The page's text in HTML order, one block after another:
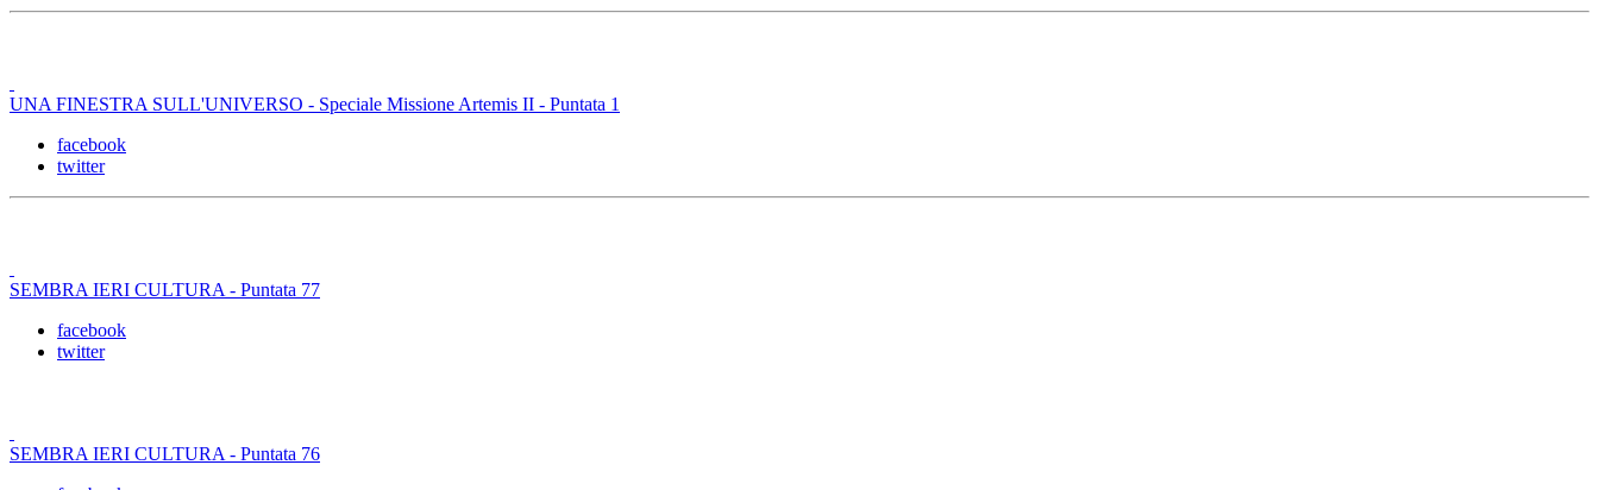
UNA FINESTRA SULL'UNIVERSO - Speciale Missione Artemis II - Puntata 1
facebook
twitter
SEMBRA IERI CULTURA - Puntata 77
facebook
twitter
SEMBRA IERI CULTURA - Puntata 76